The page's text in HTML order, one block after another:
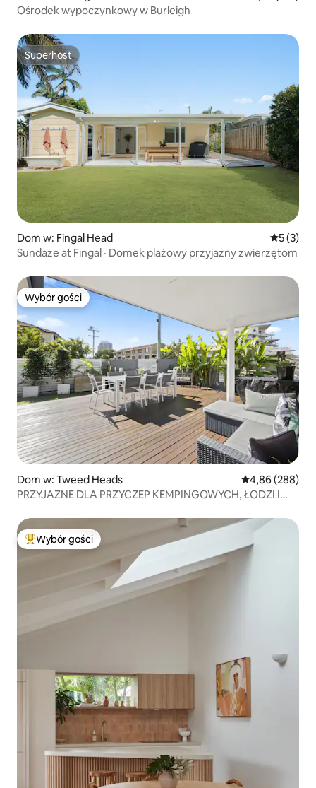
Ośrodek wypoczynkowy w Burleigh
Superhost
Superhost
Dom w: Fingal Head Średnia
5 (3)
Sundaze at Fingal · Domek plażowy przyjazny zwierzętom
Wybór gości
Wybór gości
Dom w: Tweed Heads Średnia
4,86 (288)
PRZYJAZNE DLA PRZYCZEP KEMPINGOWYCH, ŁODZI I
Najpopularniejsze z kategorii Wybór gości
Wybór gości